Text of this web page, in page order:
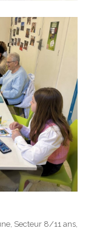
, Secteur 8/11 ans,